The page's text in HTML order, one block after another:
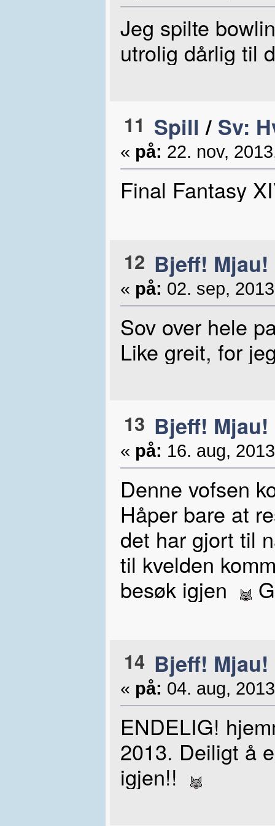
Jeg spilte
utrolig dårlig til
11 Spill / Sv:
« på: 22. nov,
Final Fantasy
12 Bjeff! Mjau!
« på: 02. sep,
Sov over hele
Like greit, for
13 Bjeff! Mjau!
« på: 16. aug,
Denne vofsen
Håper bare at
det har gjort til
til kvelden
besøk igjen
14 Bjeff! Mjau!
« på: 04. aug,
ENDELIG!
2013. Deiligt å
igjen!!